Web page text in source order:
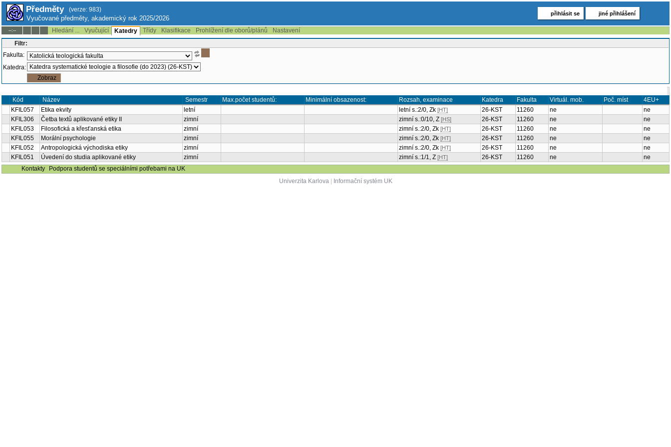
Předměty (verze: 983)
Vyučované předměty, akademický rok 2025/2026
přihlásit se jiné přihlášení
--:-- Hledání ... Vyučující Katedry Třídy Klasifikace Prohlížení dle oborů/plánů
Nastavení
Filtr:
Fakulta:
Katedra:
Kód Název Semestr Max.počet studentů: Minimální obsazenost: Rozsah, examinace Katedra Fakulta Virtuál. mob. Poč. míst
4EU+
KFIL057
Etika ekvity letní letní s.:2/0, Zk [HT] 26-KST 11260 ne
ne
KFIL306
Četba textů aplikované etiky II zimní zimní s.:0/10, Z [HS] 26-KST 11260 ne
ne
KFIL053
Filosofická a křesťanská etika zimní zimní s.:2/0, Zk [HT] 26-KST 11260 ne
ne
KFIL055
Morální psychologie zimní zimní s.:2/0, Zk [HT] 26-KST 11260 ne
ne
KFIL052
Antropologická východiska etiky zimní zimní s.:2/0, Zk [HT] 26-KST 11260 ne
ne
KFIL051
Úvedení do studia aplikované etiky zimní zimní s.:1/1, Z [HT] 26-KST 11260 ne
ne
Kontakty
Podpora studentů se speciálními potřebami na UK
Univerzita Karlova| Informační systém UK